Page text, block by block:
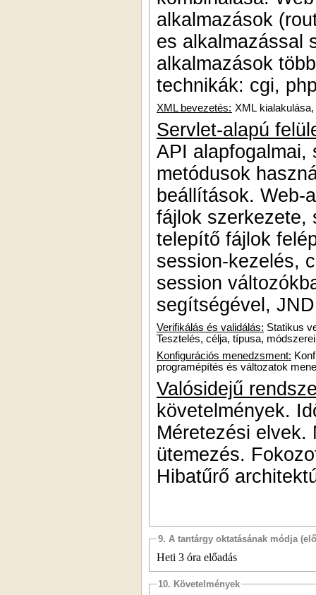
alkalmazások
es alkalmazással
alkalmazások
technikák: cgi,
XML bevezetés: XML
Servlet-alapú
API alapfogalmai,
metódusok
beállítások. Web-
fájlok szerkezete,
telepítő fájlok
session-kezelés,
session
segítségével,
Verifikálás és validálás: Statikus
Tesztelés, célja, típusa,
Konfigurációs menedzsment:
programépítés és változatok
Valósidejű
követelmények.
Méretezési elvek.
ütemezés.
Hibatűrő
9. A tantárgy oktatásának módja
Heti 3 óra előadás
10. Követelmények